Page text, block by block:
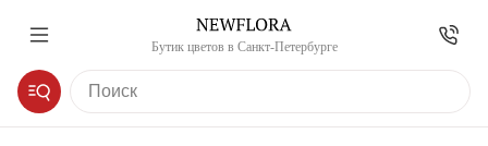
Бутик цветов в Санкт-Петербурге